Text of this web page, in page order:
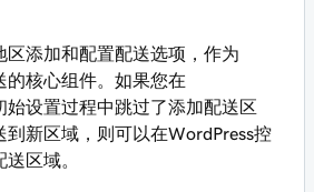
区添加和配置配送选项，作为
的核心组件。如果您在
始设置过程中跳过了添加配送区
到新区域，则可以在WordPress控
区域。